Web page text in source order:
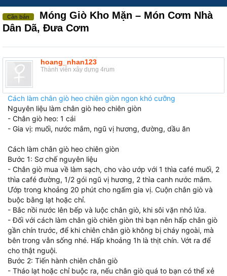
Cần bán
Móng Giò Kho Mặn – Món Cơm Nhà
Dân Dã, Đưa Cơm
hoang_nhan123
Thành viên xây dựng 4rum
Cách làm chân giò heo chiên giòn ngon khó cưỡng
Nguyên liệu làm chân giò heo chiên giòn
- Chân giò heo: 1 cái
- Gia vị: muối, nước mắm, ngũ vị hương, đường, dầu ăn
Cách làm chân giò heo chiên giòn
Bước 1: Sơ chế nguyên liệu
- Chân giò mua về làm sạch, cho vào ướp với 1 thìa café muối, 2
thìa café đường, 1/2 gói ngũ vị hương, 2 thìa canh nước mắm.
Ướp trong khoảng 20 phút cho ngấm gia vị. Cuộn chân giò và
buộc bằng lạt hoặc chỉ.
- Bắc nồi nước lên bếp và luộc chân giò, khi sôi vặn nhỏ lửa.
- Đối với cách làm chân giò chiên giòn thì bạn nên hấp chân giò
gần chín trước, để khi chiên chân giò không bị cháy ngoài, mà
bên trong vẫn sống nhé. Hấp khoảng 1h là thịt chín. Vớt ra để
cho thật nguội.
Bước 2: Tiến hành chiên chân giò
- Tháo lạt hoặc chỉ buộc ra, nếu chân giò quá to bạn có thể xẻ